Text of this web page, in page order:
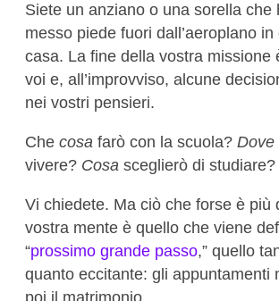
Siete un anziano o una sorella che
messo piede fuori dall’aeroplano
casa. La fine della vostra missione
voi e, all’improvviso, alcune
nei vostri pensieri.
Che cosa farò con la scuola? Dove
vivere? Cosa sceglierò di studiare?
Vi chiedete. Ma ciò che forse è più
vostra mente è quello che viene
“prossimo grande passo,” quello
quanto eccitante: gli appuntamenti